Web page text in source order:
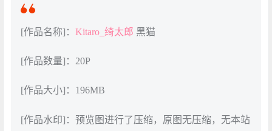
[作品名称]： Kitaro_绮太郎 黑猫
[作品数量]：20P
[作品大小]：196MB
[作品水印]：预览图进行了压缩，原图无压缩，无本站